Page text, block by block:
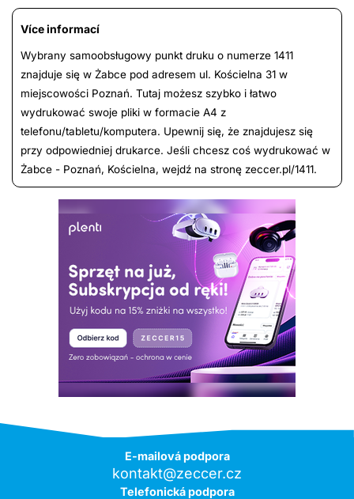
Více informací
Wybrany samoobsługowy punkt druku o numerze 1411
znajduje się w Żabce pod adresem ul. Kościelna 31 w
miejscowości Poznań. Tutaj możesz szybko i łatwo
wydrukować swoje pliki w formacie A4 z
telefonu/tabletu/komputera. Upewnij się, że znajdujesz się
przy odpowiedniej drukarce. Jeśli chcesz coś wydrukować w
Żabce - Poznań, Kościelna, wejdź na stronę zeccer.pl/1411.
E-mailová podpora
kontakt@zeccer.cz
Telefonická podpora